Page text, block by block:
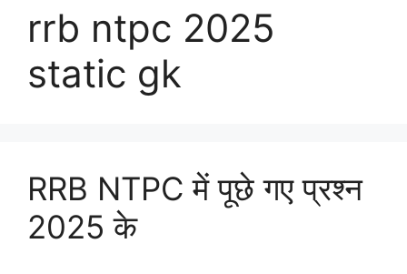
rrb ntpc 2025
static gk
RRB NTPC में पूछे गए प्रश्न
2025 के